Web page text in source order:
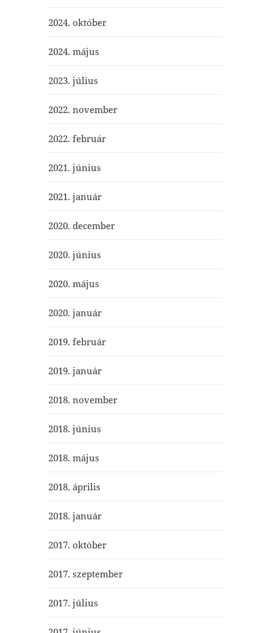
2024. október
2024. május
2023. július
2022. november
2022. február
2021. június
2021. január
2020. december
2020. június
2020. május
2020. január
2019. február
2019. január
2018. november
2018. június
2018. május
2018. április
2018. január
2017. október
2017. szeptember
2017. július